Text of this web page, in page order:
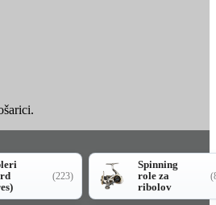
(223)
Spinning
role za
ribolov